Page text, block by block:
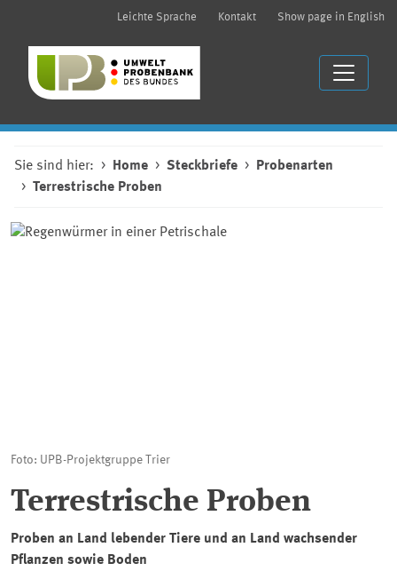
Leichte Sprache Kontakt Show page in English
Sie sind hier: Home Steckbriefe
Probenarten
Terrestrische Proben
Foto: UPB-Projektgruppe Trier
Terrestrische Proben
Proben an Land lebender Tiere und an Land wachsender
Pflanzen sowie Boden